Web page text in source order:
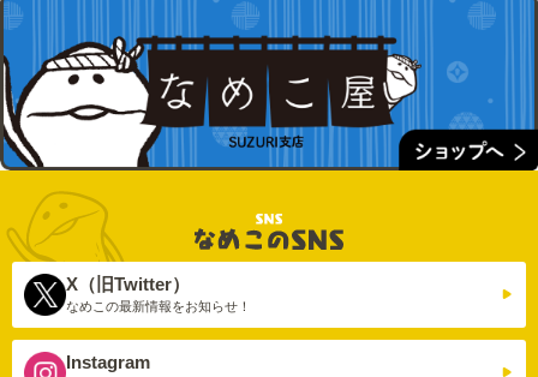
X（旧Twitter）
なめこの最新情報をお知らせ！
Instagram